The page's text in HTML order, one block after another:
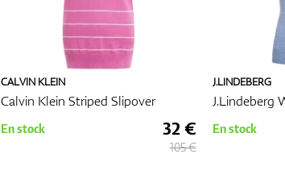
CALVIN KLEIN
Calvin Klein Striped Slipover
En stock 32 €
105 €
J.LINDEBERG
J.Lindeberg
En stock